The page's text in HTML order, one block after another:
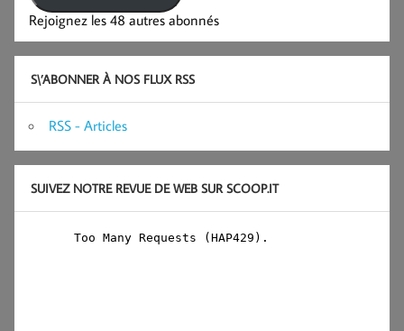
Rejoignez les 48 autres abonnés
S\’ABONNER À NOS FLUX RSS
RSS - Articles
SUIVEZ NOTRE REVUE DE WEB SUR SCOOP.IT